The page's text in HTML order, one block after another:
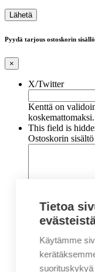
Pyydä tarjous ostoskorin
×
X/Twitter
Kenttä on
koskemattomaksi.
This field is
Ostoskorin sisältö
Nimi*
Tietoa
Käytämme